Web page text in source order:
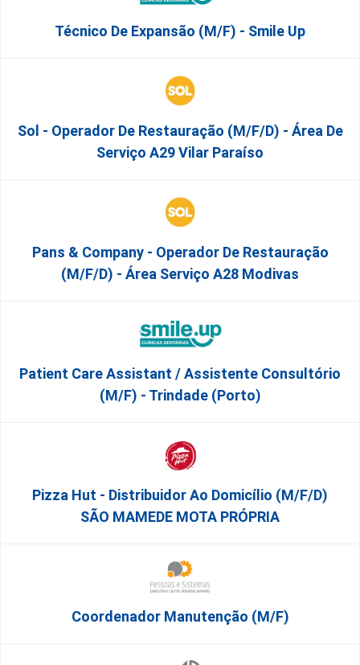
Técnico De Expansão (M/F) - Smile Up
Sol - Operador De Restauração (m/f/d) - Área De
Serviço A29 Vilar Paraíso
Pans & Company - Operador De Restauração
(m/f/d) - Área Serviço A28 Modivas
Patient Care Assistant / Assistente Consultório
(M/F) - Trindade (Porto)
Pizza Hut - Distribuidor Ao Domicílio (m/f/d)
SÃO MAMEDE MOTA PRÓPRIA
Coordenador Manutenção (m/f)